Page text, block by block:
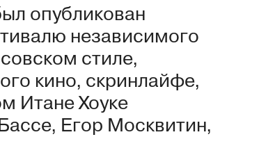
опубликован
независимого
стиле,
кино, скринлайфе,
Итане Хоуке
Егор Москвитин,